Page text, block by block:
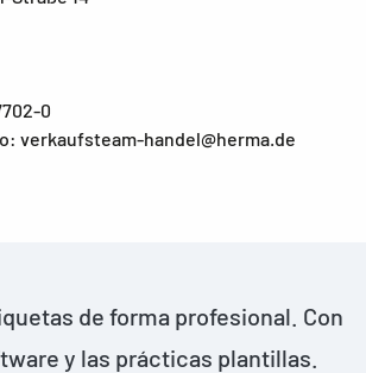
0
verkaufsteam-handel@herma.de
de forma profesional. Con
y las prácticas plantillas.